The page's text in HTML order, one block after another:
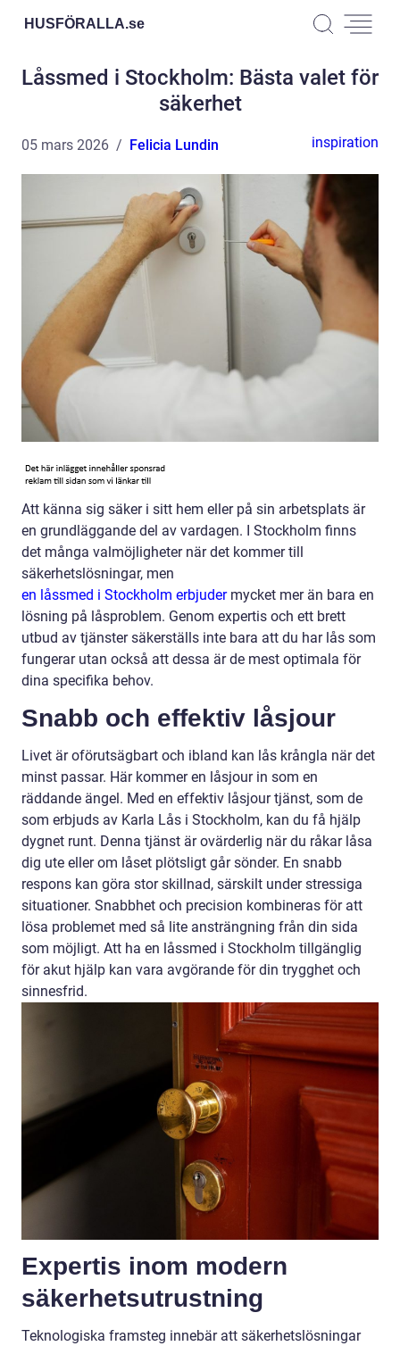
HUSFÖRALLA.se
Låssmed i Stockholm: Bästa valet för
säkerhet
05 mars 2026 Felicia Lundin inspiration
Att känna sig säker i sitt hem eller på sin arbetsplats är
en grundläggande del av vardagen. I Stockholm finns
det många valmöjligheter när det kommer till
säkerhetslösningar, men
en låssmed i Stockholm erbjudermycket mer än bara en
lösning på låsproblem. Genom expertis och ett brett
utbud av tjänster säkerställs inte bara att du har lås som
fungerar utan också att dessa är de mest optimala för
dina specifika behov.
Snabb och effektiv låsjour
Livet är oförutsägbart och ibland kan lås krångla när det
minst passar. Här kommer en låsjour in som en
räddande ängel. Med en effektiv låsjour tjänst, som de
som erbjuds av Karla Lås i Stockholm, kan du få hjälp
dygnet runt. Denna tjänst är ovärderlig när du råkar låsa
dig ute eller om låset plötsligt går sönder. En snabb
respons kan göra stor skillnad, särskilt under stressiga
situationer. Snabbhet och precision kombineras för att
lösa problemet med så lite ansträngning från din sida
som möjligt. Att ha en låssmed i Stockholm tillgänglig
för akut hjälp kan vara avgörande för din trygghet och
sinnesfrid.
Expertis inom modern
säkerhetsutrustning
Teknologiska framsteg innebär att säkerhetslösningar